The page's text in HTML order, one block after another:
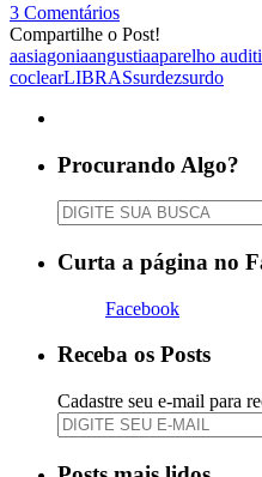
3 Comentários
Compartilhe o Post!
aasiagoniaangustiaaparelho
coclearLIBRASsurdezsurdo
Procurando Algo?
Curta a página no
Facebook
Receba os Posts
Cadastre seu e-mail para